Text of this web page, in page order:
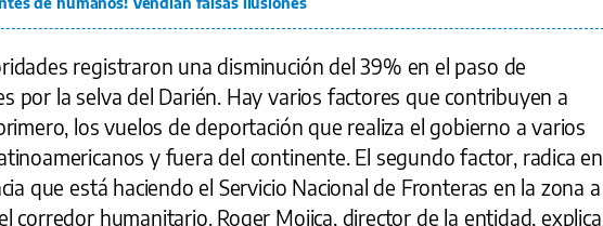
registraron una disminución del 39% en el paso de
por la selva del Darién. Hay varios factores que contribuyen a
los vuelos de deportación que realiza el gobierno a varios
y fuera del continente. El segundo factor, radica en
que está haciendo el Servicio Nacional de Fronteras en la zona a
corredor humanitario. Roger Mojica, director de la entidad, explica